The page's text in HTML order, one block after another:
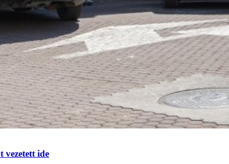
vezetett ide